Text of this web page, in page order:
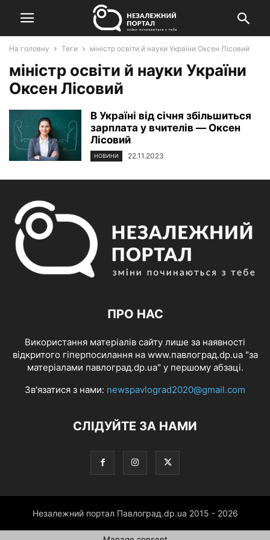
На головну Теги міністр освіти й науки України Оксен Лісовий
міністр освіти й науки України
Оксен Лісовий
В Україні від січня збільшиться
зарплата у вчителів ― Оксен
Лісовий
НОВИНИ 22.11.2023
ПРО НАС
Використання матеріалів сайту лише за наявності
відкритого гіперпосилання на www.павлоград.dp.ua "за
матеріалами павлоград.dp.ua" у першому абзаці.
Зв'язатися з нами: newspavlograd2020@gmail.com
СЛІДУЙТЕ ЗА НАМИ
Незалежний портал Павлоград.dp.ua 2015 - 2026